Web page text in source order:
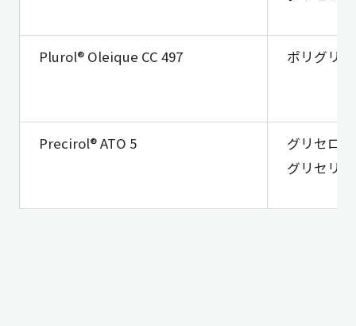
Plurol® Oleique CC 497 ポリグリ
Precirol® ATO 5
グリセロー
グリセリ